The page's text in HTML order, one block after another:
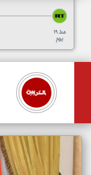
منذ ١٩
يوم